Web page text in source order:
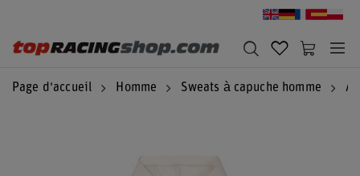
Page d'accueil Homme Sweats à capuche homme